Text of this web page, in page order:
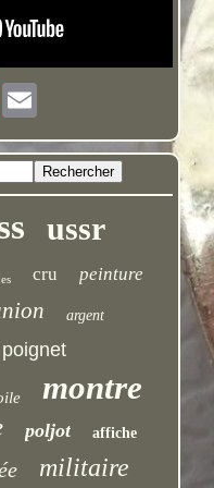
ussr
cru peinture
argent
poignet
montre
poljot affiche
militaire